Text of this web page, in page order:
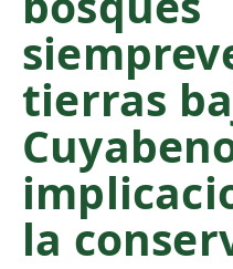
e
b
a
tierras
la